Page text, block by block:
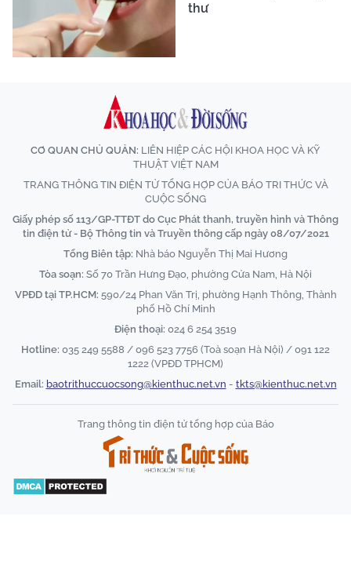
thư
CƠ QUAN CHỦ QUẢN: LIÊN HIỆP CÁC HỘI KHOA HỌC VÀ KỸ
THUẬT VIỆT NAM
TRANG THÔNG TIN ĐIỆN TỬ TỔNG HỢP CỦA BÁO TRI THỨC VÀ
CUỘC SỐNG
Giấy phép số 113/GP-TTĐT do Cục Phát thanh, truyền hình và Thông
tin điện tử - Bộ Thông tin và Truyền thông cấp ngày 08/07/2021
Tổng Biên tập: Nhà báo Nguyễn Thị Mai Hương
Tòa soạn: Số 70 Trần Hưng Đạo, phường Cửa Nam, Hà Nội
VPĐD tại TP.HCM: 590/24 Phan Văn Trị, phường Hạnh Thông, Thành
phố Hồ Chí Minh
Điện thoại: 024 6 254 3519
Hotline: 035 249 5588 / 096 523 7756 (Toà soạn Hà Nội) / 091 122
1222 (VPĐD TPHCM)
Email: baotrithuccuocsong@kienthuc.net.vn - tkts@kienthuc.net.vn
Trang thông tin điện tử tổng hợp của Báo